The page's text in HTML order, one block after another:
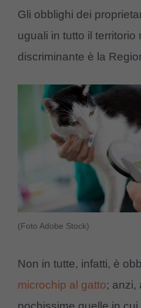
Gli obblighi dei
uguali in tutto il territorio
discriminante è la
(Foto Adobe Stock)
Non in tutte, infatti, è
microchip al gatto; anzi,